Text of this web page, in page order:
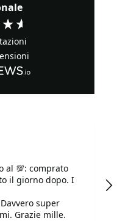
al 💯: comprato
il giorno dopo. I
super
Grazie mille.